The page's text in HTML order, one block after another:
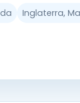
Inglaterra,